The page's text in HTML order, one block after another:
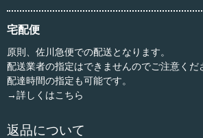
宅配便
原則、佐川急便での配送となります。
配送業者の指定はできませんのでご注意くだ
配達時間の指定も可能です。
→詳しくはこちら
返品について